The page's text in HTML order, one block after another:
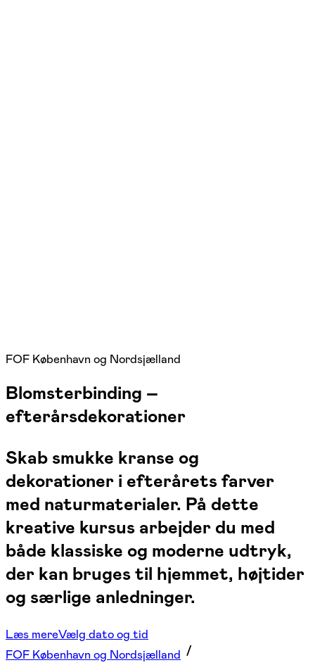
FOF København og Nordsjælland
Blomsterbinding –
efterårsdekorationer
Skab smukke kranse og
dekorationer i efterårets farver
med naturmaterialer. På dette
kreative kursus arbejder du med
både klassiske og moderne udtryk,
der kan bruges til hjemmet, højtider
og særlige anledninger.
Læs mereVælg dato og tid
FOF København og Nordsjælland